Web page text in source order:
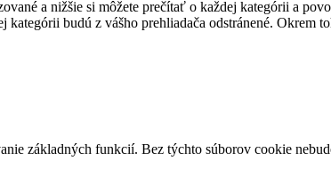
a nižšie si môžete prečítať o každej kategórii a
kategórii budú z vášho prehliadača odstránené.
základných funkcií. Bez týchto súborov cookie